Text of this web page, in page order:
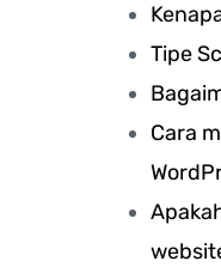
Tipe
Cara